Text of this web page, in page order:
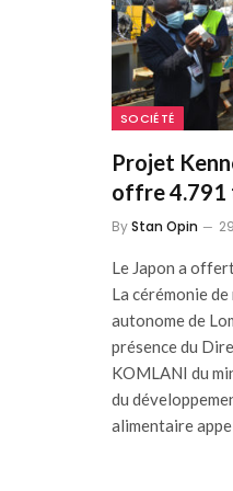
SOCIÉTÉ
Projet
offre 4.791
ByStan Opin
Le Japon a
La cérémonie
autonome de
présence du
KOMLANI du
du
alimentaire